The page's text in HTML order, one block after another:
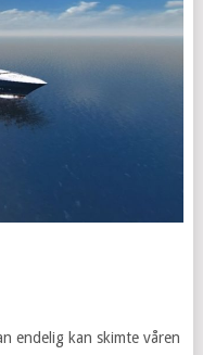
endelig kan skimte våren